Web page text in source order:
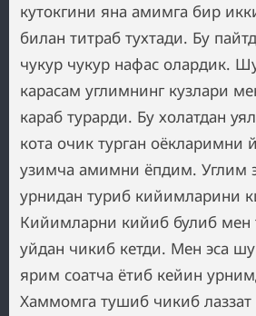
кутокгини яна амимга бир
билан титраб тухтади. Бу
чукур чукур нафас олардик.
карасам углимнинг кузлари
караб турарди. Бу холатдан
кота очик турган оёкларимни
узимча амимни ёпдим. Углим
урнидан туриб кийимларини
Кийимларни кийиб булиб мен
уйдан чикиб кетди. Мен эса
ярим соатча ётиб кейин
Хаммомга тушиб чикиб лаззат